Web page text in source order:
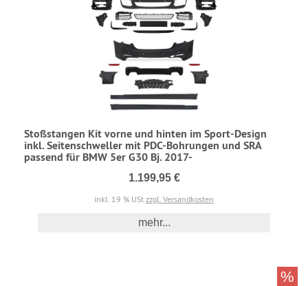
Stoßstangen Kit vorne und hinten im Sport-Design
inkl. Seitenschweller mit PDC-Bohrungen und SRA
passend für BMW 5er G30 Bj. 2017-
1.199,95 €
inkl. 19 % USt zzgl. Versandkosten
mehr...
%